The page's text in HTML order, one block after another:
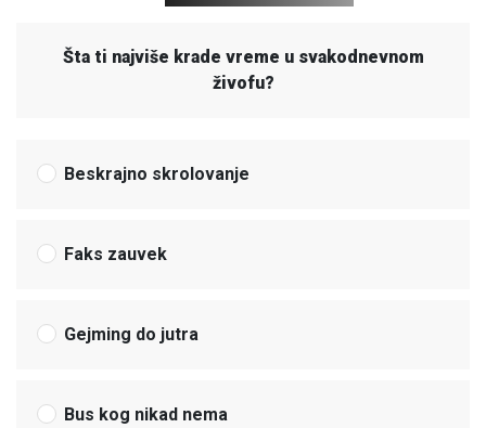
Šta ti najviše krade vreme u svakodnevnom
živofu?
Beskrajno skrolovanje
Faks zauvek
Gejming do jutra
Bus kog nikad nema